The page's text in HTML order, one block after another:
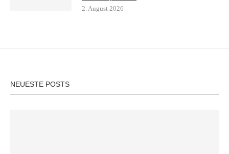
2. August 2026
NEUESTE POSTS